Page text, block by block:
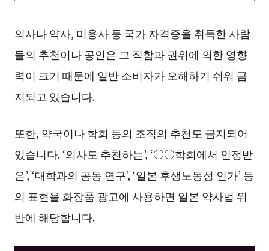
의사나 약사, 미용사 등 국가 자격증을 취득한 사람
들의 추천이나 공인은 그 직함과 권위에 의한 영향
력이 크기 때문에 일반 소비자가 오해하기 쉬워 금
지되고 있습니다.
또한, 약국이나 학회 등의 조직의 추천도 금지되어
있습니다. ‘의사도 추천하는’, ‘○○학회에서 인정받
은’, ‘대학과의 공동 연구’, ‘일본 후생노동성 인가’ 등
의 표현을 화장품 광고에 사용하면 일본 약사법 위
반에 해당합니다.